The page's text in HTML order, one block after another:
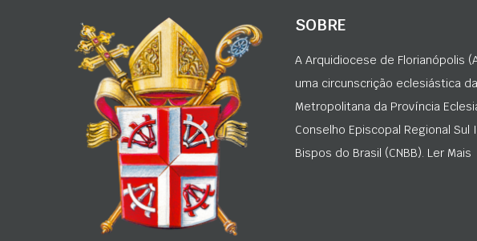
SOBRE
A Arquidiocese de Florianópolis
uma circunscrição eclesiástica
Metropolitana da Província
Conselho Episcopal Regional
Bispos do Brasil (CNBB). Ler Mais